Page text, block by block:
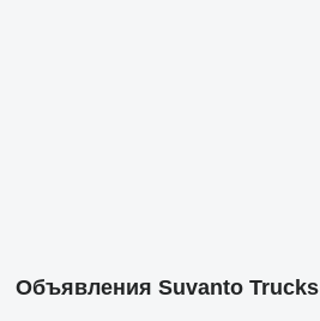
Объявления Suvanto